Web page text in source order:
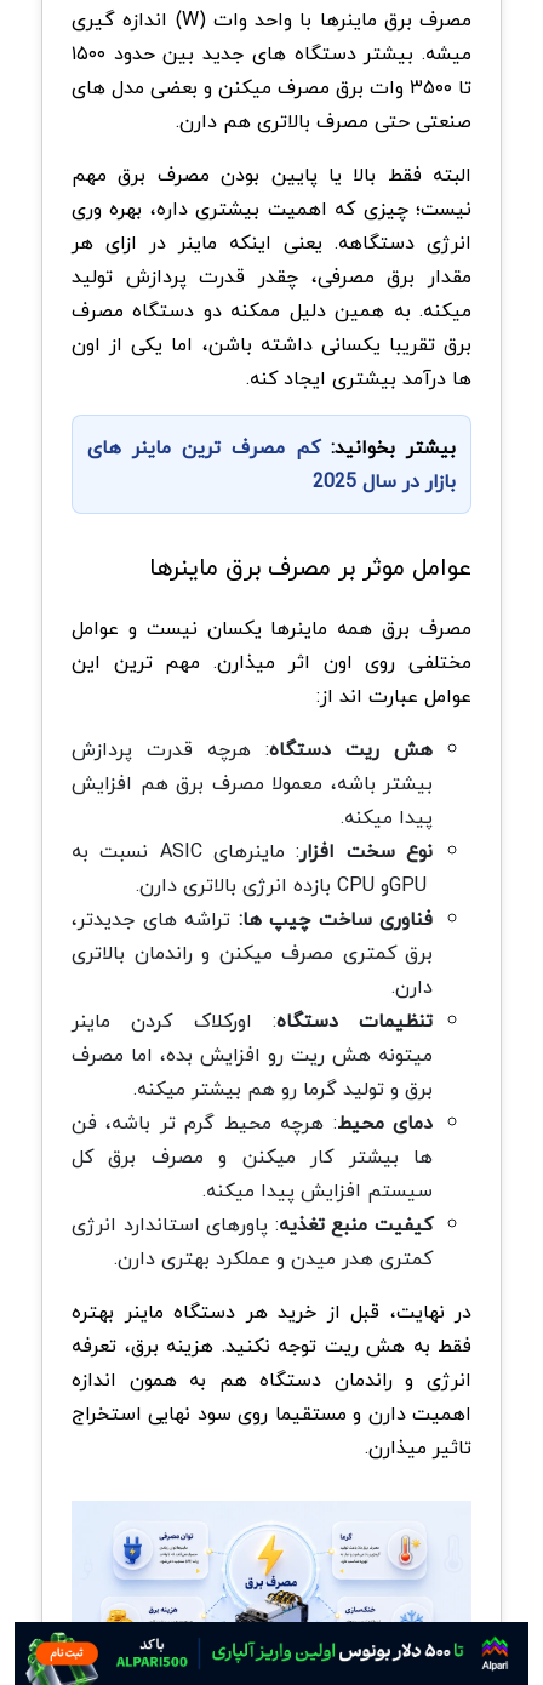
مصرف برق ماینرها با واحد وات(W) اندازه گیری
میشه. بیشتر دستگاه های جدید بین حدود ۱۵۰۰
تا ۳۵۰۰ وات
برق مصرف میکنن و بعضی مدل های
صنعتی حتی مصرف بالاتری هم دارن.
البته فقط بالا یا پایین بودن مصرف برق مهم
نیست؛ چیزی که اهمیت بیشتری داره، بهره وری
انرژی دستگاهه. یعنی اینکه ماینر در ازای هر
مقدار برق مصرفی، چقدر قدرت پردازش تولید
میکنه. به همین دلیل ممکنه دو دستگاه مصرف
برق تقریبا یکسانی داشته باشن، اما یکی از اون
ها درآمد بیشتری ایجاد کنه.
بیشتر بخوانید: کم مصرف ترین ماینر های
بازار در سال 2025
عوامل موثر بر مصرف برق ماینرها
مصرف برق همه ماینرها یکسان نیست و عوامل
مختلفی روی اون اثر میذارن. مهم ترین این
عوامل عبارت اند از:
هش ریت دستگاه: هرچه قدرت پردازش
بیشتر باشه، معمولا مصرف برق هم افزایش
پیدا میکنه.
نوع سخت افزار: ماینرهایASIC نسبت به
GPUوCPU بازده انرژی بالاتری دارن.
فناوری ساخت چیپ ها: تراشه های جدیدتر،
برق کمتری مصرف میکنن و راندمان بالاتری
دارن.
تنظیمات دستگاه:
اورکلاک کردن ماینر
میتونه هش ریت رو افزایش بده، اما مصرف
برق و تولید گرما رو هم بیشتر میکنه.
دمای محیط: هرچه محیط گرم تر باشه، فن
ها بیشتر کار میکنن و مصرف برق کل
سیستم افزایش پیدا میکنه.
کیفیت منبع تغذیه: پاورهای استاندارد انرژی
کمتری هدر میدن و عملکرد بهتری دارن.
در نهایت، قبل از خرید هر دستگاه ماینر بهتره
فقط به هش ریت توجه نکنید. هزینه برق، تعرفه
انرژی و راندمان دستگاه هم به همون اندازه
اهمیت دارن و مستقیما روی سود نهایی استخراج
تاثیر میذارن.